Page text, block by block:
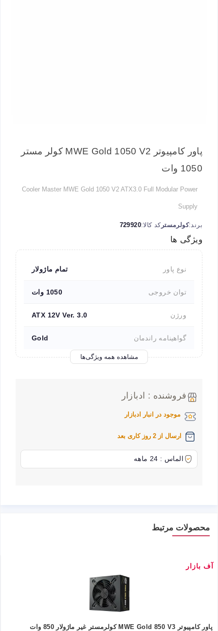
پاور کامپیوتر MWE Gold 1050 V2 کولر مستر
1050 وات
Cooler Master MWE Gold 1050 V2 ATX3.0 Full Modular Power
Supply
برند:کولرمسترکد کالا:729920
ویژگی ها
نوع پاور تمام ماژولار
توان خروجی 1050 وات
ورژن ATX 12V Ver. 3.0
گواهینامه راندمان Gold
مشاهده همه ویژگی‌ها
فروشنده : ادبازار
موجود در انبار ادبازار
ارسال از 2 روز کاری بعد
الماس : 24 ماهه
محصولات مرتبط
آف بازار
پاور کامپیوتر MWE Gold 850 V3 کولرمستر غیر ماژولار 850 وات